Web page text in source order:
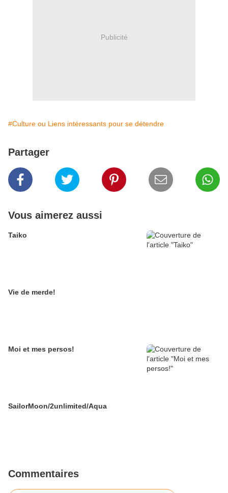
Publicité
#Culture ou Liens intéressants pour se détendre
Partager
Vous aimerez aussi
Taiko
Vie de merde!
Moi et mes persos!
SailorMoon/2unlimited/Aqua
Commentaires